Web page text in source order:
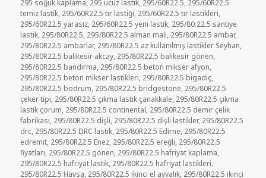
295 soğuk kaplama, 295 ucuz lastik, 295/60R22.5, 295/60R22.5
temiz lastik, 295/60R22.5 tır lastiği, 295/60R22.5 tır lastikleri,
295/60R22.5 yarasız, 295/60R22.5 yeni lastik, 295/80.22.5 santiye
lastik, 295/80R22.5, 295/80R22.5 alman malı, 295/80R22.5 ambar,
295/80R22.5 ambarlar, 295/80R22.5 az kullanılmış lastikler Seyhan,
295/80R22.5 balıkesir akcay, 295/80R22.5 balıkesir gönen,
295/80R22.5 bandırma, 295/80R22.5 beton mikser afyon,
295/80R22.5 beton mikser lastikleri, 295/80R22.5 bigadiç,
295/80R22.5 bodrum, 295/80R22.5 bridgestone, 295/80R22.5
çeker tipi, 295/80R22.5 çıkma lastik çanakkale, 295/80R22.5 çıkma
lastik çorum, 295/80R22.5 continental, 295/80R22.5 demir çelik
fabrikası, 295/80R22.5 dişli, 295/80R22.5 dişli lastikler, 295/80R22.5
drc, 295/80R22.5 DRC lastik, 295/80R22.5 Edirne, 295/80R22.5
edremit, 295/80R22.5 Enez, 295/80R22.5 ereğli, 295/80R22.5
fiyatları, 295/80R22.5 gönen, 295/80R22.5 hafriyat kaplama,
295/80R22.5 hafriyat lastik, 295/80R22.5 hafriyat lastikleri,
295/80R22.5 Havsa, 295/80R22.5 ikinci el ayvalık, 295/80R22.5 ikinci